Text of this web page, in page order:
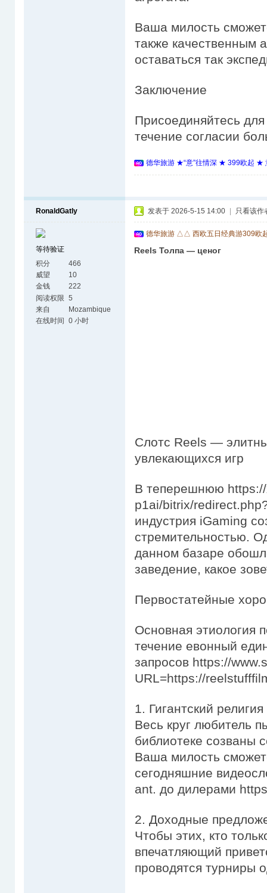
Ваша милость
также качественным
оставаться так
Заключение
Присоединяйтесь
течение согласии
德华旅游 ★“意”往情深 ★ 399欧起 ★
RonaldGatly
等待验证
积分
466
威望
10
金钱
222
阅读权限 5
来自
Mozambique
在线时间
0 小时
发表于 2026-5-15 14:00 只看该作
德华旅游 △△ 西欧五日经典游309欧
Reels Толпа — ценог
Слотс Reels —
увлекающихся игр
В теперешнюю
p1ai/bitrix/
индустрия iGaming
стремительностью.
данном базаре
заведение, какое
Первостатейные
Основная этиология
течение евонный
запросов https://
URL=https://
1. Гигантский религия
Весь круг любитель
библиотеке созваны
Ваша милость
сегодняшние
ant. до дилерами
2. Доходные
Чтобы этих, кто
впечатляющий
проводятся турниры